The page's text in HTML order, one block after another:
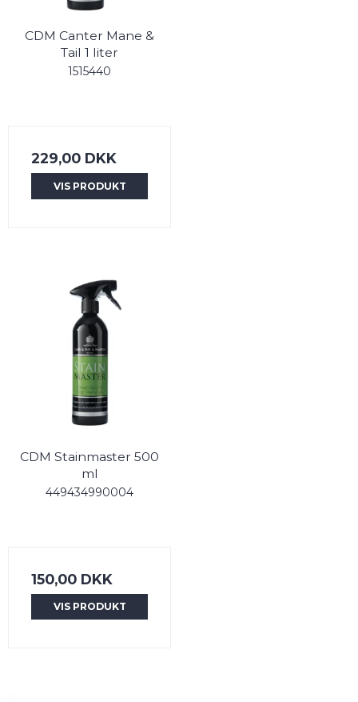
CDM Canter Mane &
Tail 1 liter
1515440
229,00 DKK
VIS PRODUKT
CDM Stainmaster 500
ml
449434990004
150,00 DKK
VIS PRODUKT